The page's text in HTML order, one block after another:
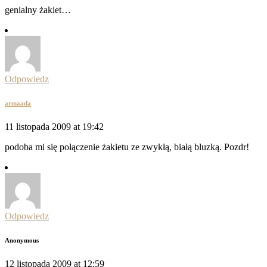
genialny żakiet…
Odpowiedz
armaada
11 listopada 2009 at 19:42
podoba mi się połączenie żakietu ze zwykłą, białą bluzką. Pozdr!
Odpowiedz
Anonymous
12 listopada 2009 at 12:59